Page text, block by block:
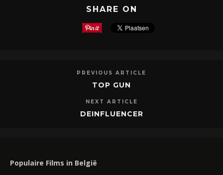
SHARE ON
PREVIOUS ARTICLE
TOP GUN
NEXT ARTICLE
DEINFLUENCER
Populaire Films in België